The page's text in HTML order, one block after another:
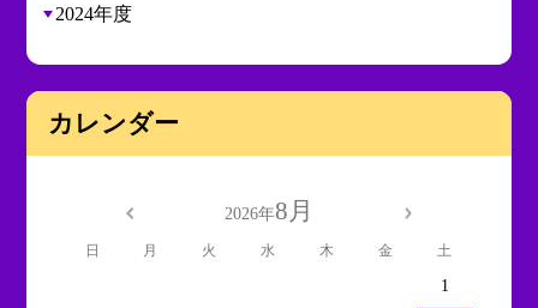
2024年度
カレンダー
2026年8月
日 月 火 水 木 金 土
1